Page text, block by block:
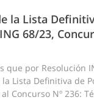
la Lista
68/23,
que por Resolución
Lista Definitiva de
Concurso Nº 236: